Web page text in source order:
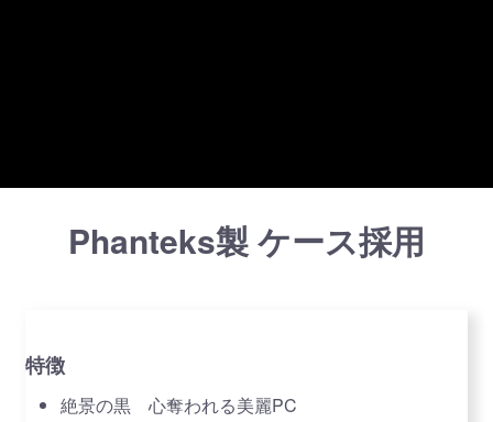
Phanteks製 ケース採用
特徴
絶景の黒 心奪われる美麗PC